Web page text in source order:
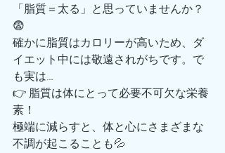
「脂質＝太る」と思っていませんか？
😨
確かに脂質はカロリーが高いため、ダ
イエット中には敬遠されがちです。で
も実は…
👉 脂質は体にとって必要不可欠な栄養
素！
極端に減らすと、体と心にさまざまな
不調が起こることも💦